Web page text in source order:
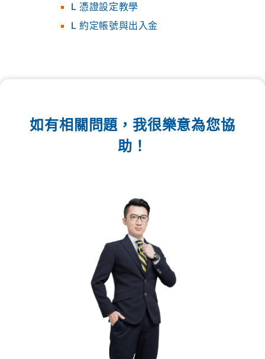
L 憑證設定教學
L 約定帳號與出入金
如有相關問題，我很樂意為您協
助！